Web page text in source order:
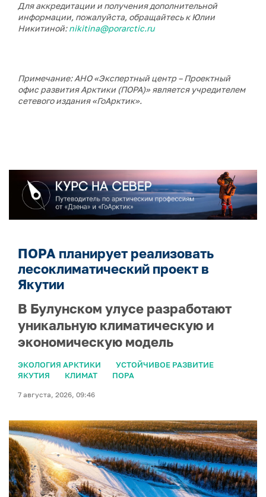
Для аккредитации и получения дополнительной
информации, пожалуйста, обращайтесь к Юлии
Никитиной:nikitina@porarctic.ru
Примечание: АНО «Экспертный центр – Проектный
офис развития Арктики (ПОРА)» является учредителем
сетевого издания «ГоАрктик».
ПОРА планирует реализовать
лесоклиматический проект в
Якутии
В Булунском улусе разработают
уникальную климатическую и
экономическую модель
ЭКОЛОГИЯ АРКТИКИ
УСТОЙЧИВОЕ РАЗВИТИЕ
ЯКУТИЯ
КЛИМАТ ПОРА
7 августа, 2026, 09:46